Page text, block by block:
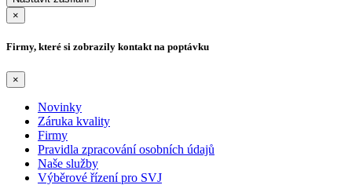
×
Firmy, které si zobrazily kontakt na poptávku
×
Novinky
Záruka kvality
Firmy
Pravidla zpracování osobních údajů
Naše služby
Výběrové řízení pro SVJ